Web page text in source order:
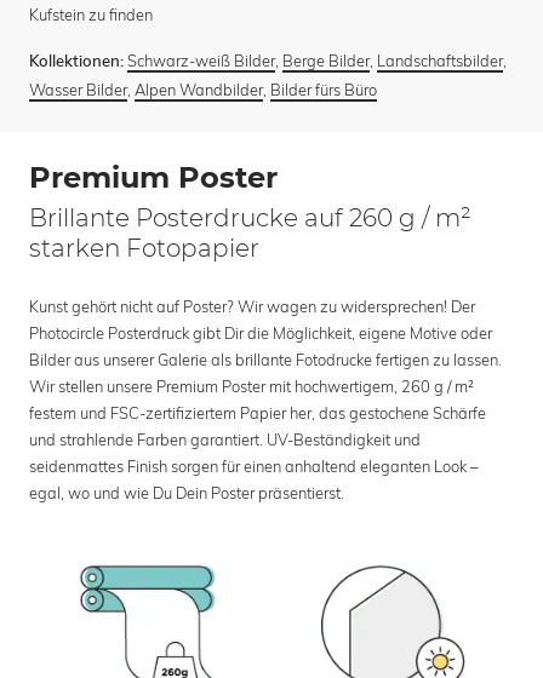
Kufstein zu finden
Kollektionen: Schwarz-weiß Bilder, Berge Bilder, Landschaftsbilder,
Wasser Bilder, Alpen Wandbilder, Bilder fürs Büro
Premium Poster
Brillante Posterdrucke auf 260 g / m²
starken Fotopapier
Kunst gehört nicht auf Poster? Wir wagen zu widersprechen! Der
Photocircle Posterdruck gibt Dir die Möglichkeit, eigene Motive oder
Bilder aus unserer Galerie als brillante Fotodrucke fertigen zu lassen.
Wir stellen unsere Premium Poster mit hochwertigem, 260 g / m²
festem und FSC-zertifiziertem Papier her, das gestochene Schärfe
und strahlende Farben garantiert. UV-Beständigkeit und
seidenmattes Finish sorgen für einen anhaltend eleganten Look –
egal, wo und wie Du Dein Poster präsentierst.